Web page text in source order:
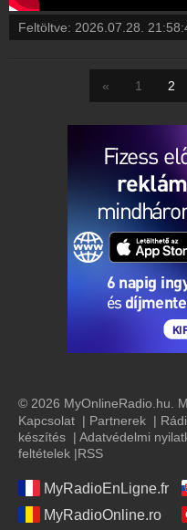
Feltöltve: 2026.07.28.
« 1 2
© 2026 MyOnlineRadio.hu.
Kapcsolat | Partnerek |
készítés | Adatvédelmi
feltételek |RSS
MyRadioEnLigne.fr
MyRadioOnline.ro